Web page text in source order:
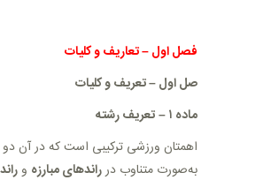
فصل اول–تعاریف و کلیات
صل اول–تعریف و کلیات
ماده ۱–تعریف رشته
اهمتان ورزشی ترکیبی است که در آن دو
به‌صورت متناوب درراندهای مبارزه و